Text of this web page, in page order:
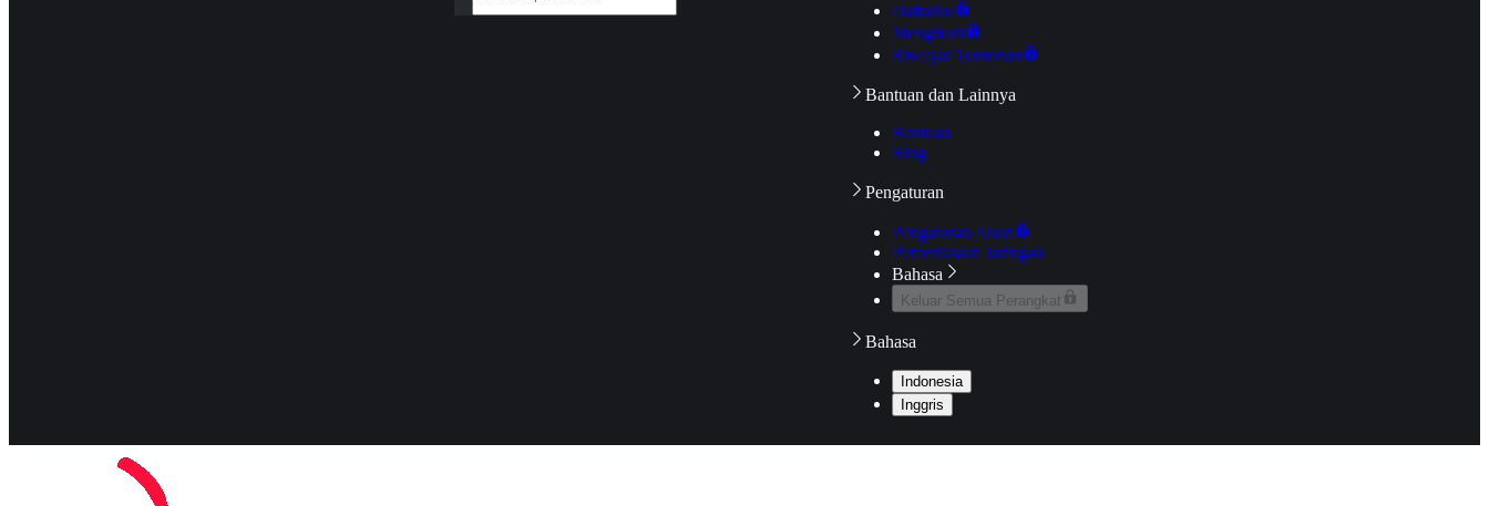
Daftarku
Mengikuti
Riwayat Tontonan
Bantuan dan Lainnya
Bantuan
Blog
Pengaturan
Pengaturan Akun
Pemeriksaan Jaringan
Bahasa
Keluar Semua Perangkat
Bahasa
Indonesia
Inggris